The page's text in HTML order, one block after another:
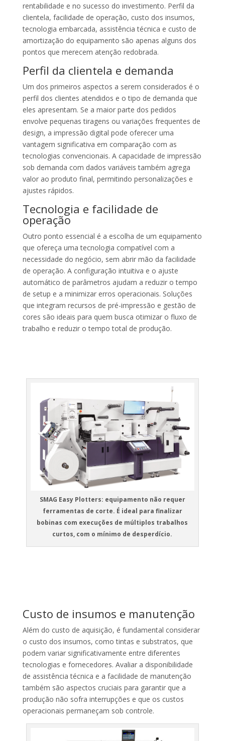
rentabilidade e no sucesso do investimento. Perfil da
clientela, facilidade de operação, custo dos insumos,
tecnologia embarcada, assistência técnica e custo de
amortização do equipamento são apenas alguns dos
pontos que merecem atenção redobrada.
Perfil da clientela e demanda
Um dos primeiros aspectos a serem considerados é o
perfil dos clientes atendidos e o tipo de demanda que
eles apresentam. Se a maior parte dos pedidos
envolve pequenas tiragens ou variações frequentes de
design, a impressão digital pode oferecer uma
vantagem significativa em comparação com as
tecnologias convencionais. A capacidade de impressão
sob demanda com dados variáveis também agrega
valor ao produto final, permitindo personalizações e
ajustes rápidos.
Tecnologia e facilidade de
operação
Outro ponto essencial é a escolha de um equipamento
que ofereça uma tecnologia compatível com a
necessidade do negócio, sem abrir mão da facilidade
de operação. A configuração intuitiva e o ajuste
automático de parâmetros ajudam a reduzir o tempo
de setup e a minimizar erros operacionais. Soluções
que integram recursos de pré-impressão e gestão de
cores são ideais para quem busca otimizar o fluxo de
trabalho e reduzir o tempo total de produção.
SMAG Easy Plotters: equipamento não requer
ferramentas de corte. É ideal para finalizar
bobinas com execuções de múltiplos trabalhos
curtos, com o mínimo de desperdício.
Custo de insumos e manutenção
Além do custo de aquisição, é fundamental considerar
o custo dos insumos, como tintas e substratos, que
podem variar significativamente entre diferentes
tecnologias e fornecedores. Avaliar a disponibilidade
de assistência técnica e a facilidade de manutenção
também são aspectos cruciais para garantir que a
produção não sofra interrupções e que os custos
operacionais permaneçam sob controle.